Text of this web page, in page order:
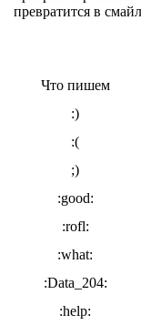
превратится в
Что пишем
:)
:(
;)
:good:
:rofl:
:what:
:Data_204:
:help: